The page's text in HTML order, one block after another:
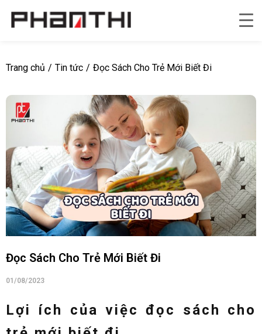
Trang chủ / Tin tức / Đọc Sách Cho Trẻ Mới Biết Đi
Đọc Sách Cho Trẻ Mới Biết Đi
01/08/2023
Lợi ích của việc đọc sách cho